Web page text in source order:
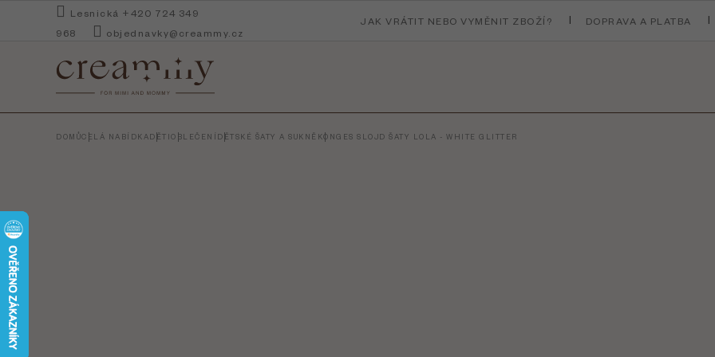
Lesnická +420 724 349
968
objednavky@creammy.cz
JAK VRÁTIT NEBO VYMĚNIT ZBOŽÍ? DOPRAVA A PLATBA
DOMŮCELÁ NABÍDKADĚTIOBLEČENÍ DĚTSKÉ ŠATY A SUKNĚ KONGES SLOJD ŠATY LOLA - WHITE GLITTER